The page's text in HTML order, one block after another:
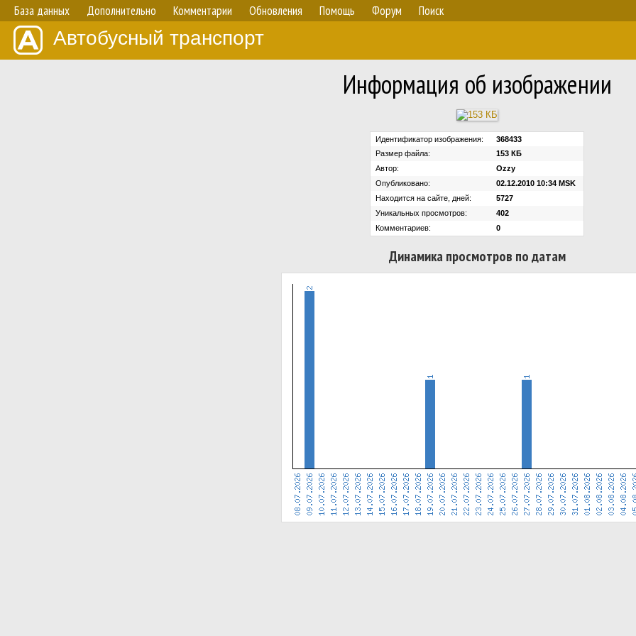
База данных Дополнительно Комментарии Обновления Помощь Форум Поиск
Автобусный транспорт
Информация об изображении
Идентификатор изображения:
368433
Размер файла:
153 КБ
Автор:
Ozzy
Опубликовано:
02.12.2010 10:34 MSK
Находится на сайте, дней:
5727
Уникальных просмотров:
402
Комментариев:
0
Динамика просмотров по датам